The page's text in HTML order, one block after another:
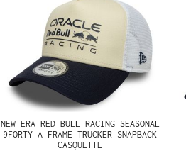
NEW ERA RED BULL RACING SEASONAL
9FORTY A FRAME TRUCKER SNAPBACK
CASQUETTE